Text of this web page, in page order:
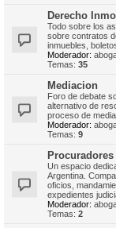
Derecho
Todo sobre los
sobre contratos
inmuebles,
Moderador:
Temas: 35
Mediacion
Foro de debate
alternativo de
proceso de
Moderador:
Temas: 9
Procuradores
Un espacio
Argentina.
oficios,
expedientes
Moderador:
Temas: 2